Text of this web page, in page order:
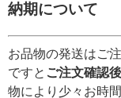
納期について
お品物の発送はご
ですと ご注文確認
物により少々お時